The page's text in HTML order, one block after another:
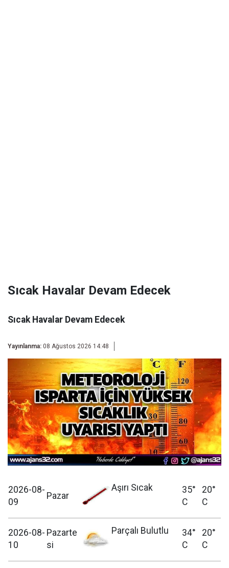
Sıcak Havalar Devam Edecek
Sıcak Havalar Devam Edecek
Yayınlanma: 08 Ağustos 2026 14:48
2026-08-
09
Pazar
Aşırı Sıcak
35°
C
20°
C
2026-08-
10
Pazarte
si
Parçalı Bulutlu
34°
C
20°
C